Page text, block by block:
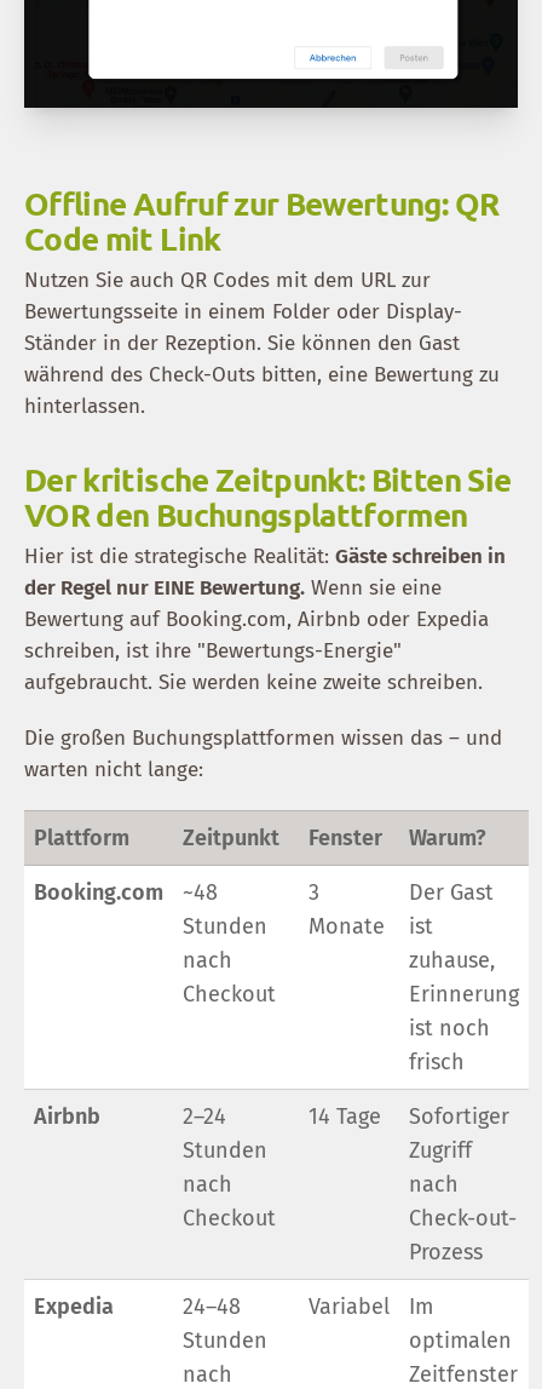
Offline Aufruf zur Bewertung: QR
Code mit Link
Nutzen Sie auch QR Codes mit dem URL zur
Bewertungsseite in einem Folder oder Display-
Ständer in der Rezeption. Sie können den Gast
während des Check-Outs bitten, eine Bewertung zu
hinterlassen.
Der kritische Zeitpunkt: Bitten Sie
VOR den Buchungsplattformen
Hier ist die strategische Realität: Gäste schreiben in
der Regel nur EINE Bewertung. Wenn sie eine
Bewertung auf Booking.com, Airbnb oder Expedia
schreiben, ist ihre "Bewertungs-Energie"
aufgebraucht. Sie werden keine zweite schreiben.
Die großen Buchungsplattformen wissen das – und
warten nicht lange:
Plattform Zeitpunkt Fenster Warum?
Booking.com
~48
Stunden
nach
Checkout
3
Monate
Der Gast
ist
zuhause,
Erinnerung
ist noch
frisch
Airbnb
2–24
Stunden
nach
Checkout
14 Tage
Sofortiger
Zugriff
nach
Check-out-
Prozess
Expedia
24–48
Stunden
nach
Variabel
Im
optimalen
Zeitfenster